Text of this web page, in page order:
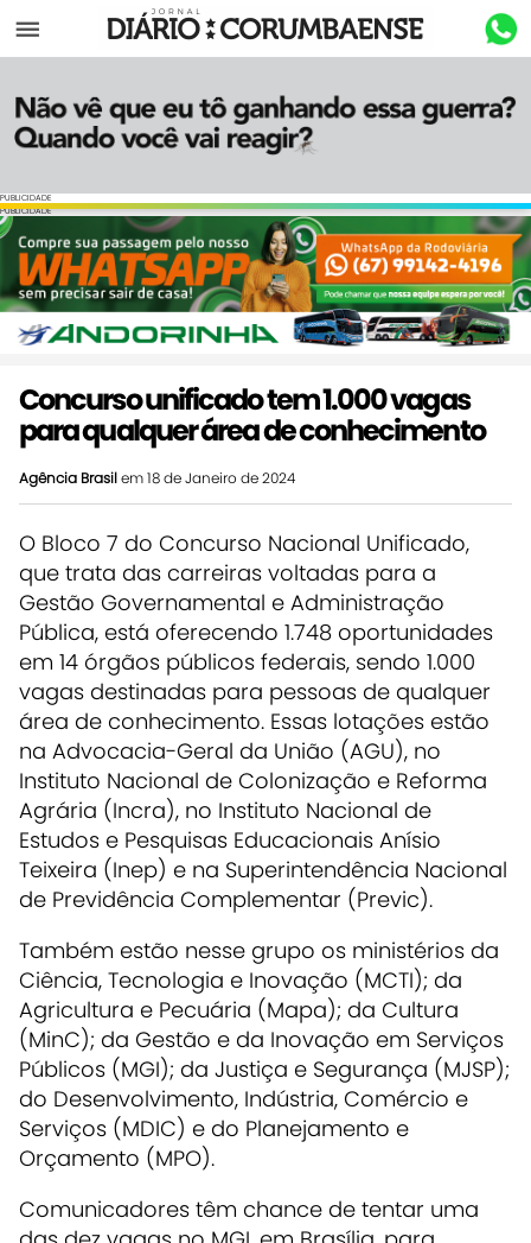
Menu
PUBLICIDADE
PUBLICIDADE
Concurso unificado tem 1.000 vagas
para qualquer área de conhecimento
Agência Brasilem 18 de Janeiro de 2024
O Bloco 7 do Concurso Nacional Unificado,
que trata das carreiras voltadas para a
Gestão Governamental e Administração
Pública, está oferecendo 1.748 oportunidades
em 14 órgãos públicos federais, sendo 1.000
vagas destinadas para pessoas de qualquer
área de conhecimento. Essas lotações estão
na Advocacia-Geral da União (AGU), no
Instituto Nacional de Colonização e Reforma
Agrária (Incra), no Instituto Nacional de
Estudos e Pesquisas Educacionais Anísio
Teixeira (Inep) e na Superintendência Nacional
de Previdência Complementar (Previc).
Também estão nesse grupo os ministérios da
Ciência, Tecnologia e Inovação (MCTI); da
Agricultura e Pecuária (Mapa); da Cultura
(MinC); da Gestão e da Inovação em Serviços
Públicos (MGI); da Justiça e Segurança (MJSP);
do Desenvolvimento, Indústria, Comércio e
Serviços (MDIC) e do Planejamento e
Orçamento (MPO).
Comunicadores têm chance de tentar uma